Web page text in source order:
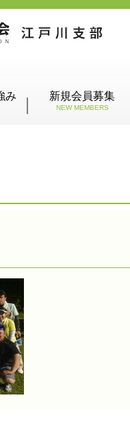
み 新規会員募集
NEW MEMBERS